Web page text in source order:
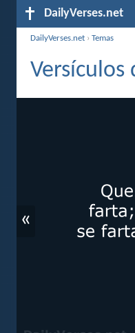
DailyVerses.net
DailyVerses.net ›Temas
Versículos
«